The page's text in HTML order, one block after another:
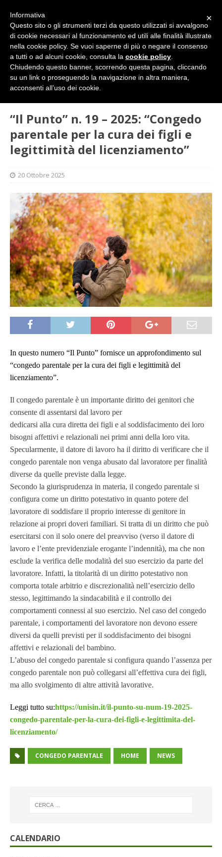
SINDACATO
“Il Punto” n. 19 – 2025: “Congedo
parentale per la cura dei figli e legittimità del licenziamento”
“Il Punto” n. 19 – 2025: “Congedo
parentale per la cura dei figli e
legittimità del licenziamento”
20 Ottobre 2025
In questo numero “Il Punto” fornisce un approfondimento sul
“congedo parentale per la cura dei figli e legittimità del
licenziamento”.
Il congedo parentale è un importante diritto dei genitori che
consente di assentarsi dal lavoro per
dedicarsi alla cura diretta dei figli e al soddisfacimento dei loro
bisogni affettivi e relazionali nei primi anni della loro vita.
Specularmente, il datore di lavoro ha il diritto di verificare che il
congedo parentale non venga abusato dal lavoratore per finalità
diverse da quelle previste dalla legge.
Secondo la giurisprudenza in materia, il congedo parentale si
configura come un diritto potestativo in quanto potere del
lavoratore di soddisfare il proprio interesse di genitore in
relazione ai propri doveri familiari. Si tratta di un diritto che può
esercitarsi con il solo onere del preavviso (verso il datore di
lavoro e l’ente previdenziale erogante l’indennità), ma che non
esclude la verifica delle modalità del suo esercizio da parte del
lavoratore. Infatti, la titolarità di un diritto potestativo non
comporta totale arbitrio e discrezionalità nell’esercizio dello
stesso, legittimando la sindacabilità e il controllo dei
comportamenti connessi al suo esercizio. Nel caso del congedo
parentale, i comportamenti del lavoratore non devono essere
diversi da quelli previsti per il soddisfacimento dei bisogni
affettivi e relazionali del bambino.
L’abuso del congedo parentale si configura quando l’assenza per
congedo parentale non può collegarsi all’effettiva cura dei figli,
ma allo svolgimento di altre attività lavorative.
Leggi tutto su:https://unisin.it/il-punto-su-num-19-2025-
congedo-parentale-per-la-cura-dei-figli-e-legittimita-del-
licenziamento/
CONGEDO PARENTALE HOME NEWS
CALENDARIO
×
Informativa
Questo sito o gli strumenti terzi da questo utilizzati si avvalgono
di cookie necessari al funzionamento ed utili alle finalità illustrate
nella cookie policy. Se vuoi saperne di più o negare il consenso
a tutti o ad alcuni cookie, consulta la cookie policy
Chiudendo questo banner, scorrendo questa pagina, cliccando
su un link o proseguendo la navigazione in altra maniera,
acconsenti all’uso dei cookie.